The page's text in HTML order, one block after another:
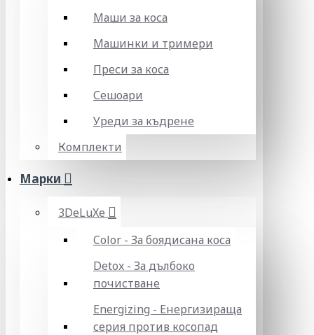
Маши за коса
Машинки и тримери
Преси за коса
Сешоари
Уреди за къдрене
Комплекти
Марки
3DeLuXe
Color - За боядисана коса
Detox - За дълбоко
почистване
Energizing - Енергизираща
серия против косопад